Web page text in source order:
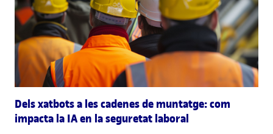
Dels xatbots a les cadenes de muntatge: com
impacta la IA en la seguretat laboral